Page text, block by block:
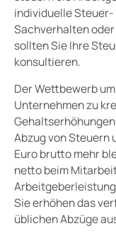
individuelle
Sachverhalten
sollten Sie Ihre
konsultieren.
Der Wettbewerb
Unternehmen zu
Abzug von Steuern
Euro brutto mehr
netto beim
Sie erhöhen das
üblichen Abzüge